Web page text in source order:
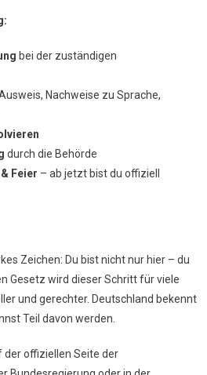
bei der zuständigen
Nachweise zu Sprache,
durch die Behörde
Feier – ab jetzt bist du offiziell
Zeichen: Du bist nicht nur hier – du
Gesetz wird dieser Schritt für viele
und gerechter. Deutschland bekennt
Teil davon werden.
der offiziellen Seite der